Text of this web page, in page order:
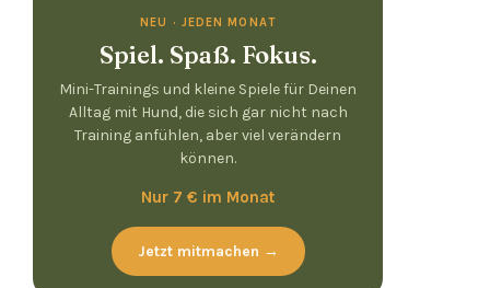
NEU · JEDEN MONAT
Spiel. Spaß. Fokus.
Mini-Trainings und kleine Spiele für Deinen
Alltag mit Hund, die sich gar nicht nach
Training anfühlen, aber viel verändern
können.
Nur 7 € im Monat
Jetzt mitmachen →